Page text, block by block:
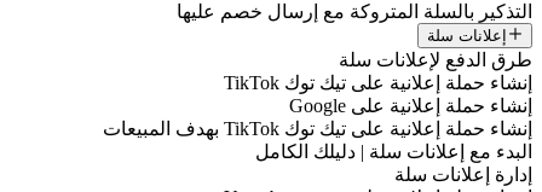
التذكير بالسلة المتروكة مع إرسال خصم عليها
إعلانات سلة
طرق الدفع لإعلانات سلة
إنشاء حملة إعلانية على تيك توك TikTok
إنشاء حملة إعلانية على Google
إنشاء حملة إعلانية على تيك توك TikTok بهدف المبيعات
البدء مع إعلانات سلة | دليلك الكامل
إدارة إعلانات سلة